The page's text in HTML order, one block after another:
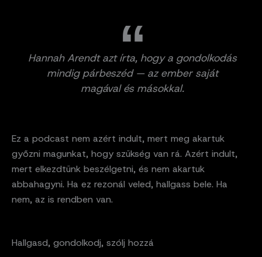
Hannah Arendt azt írta, hogy a gondolkodás
mindig párbeszéd — az ember saját
magával és másokkal.
Ez a podcast nem azért indult, mert meg akartuk
győzni magunkat, hogy szükség van rá. Azért indult,
mert elkezdtünk beszélgetni, és nem akartuk
abbahagyni. Ha ez rezonál veled, hallgass bele. Ha
nem, az is rendben van.
Hallgasd, gondolkodj, szólj hozzá